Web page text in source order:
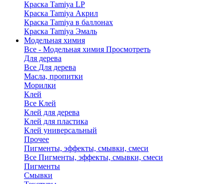
Краска Tamiya LP
Краска Tamiya Акрил
Краска Tamiya в баллонах
Краска Tamiya Эмаль
Модельная химия
Все - Модельная химия Просмотреть
Для дерева
Все Для дерева
Масла, пропитки
Морилки
Клей
Все Клей
Клей для дерева
Клей для пластика
Клей универсальный
Прочее
Пигменты, эффекты, смывки, смеси
Все Пигменты, эффекты, смывки, смеси
Пигменты
Смывки